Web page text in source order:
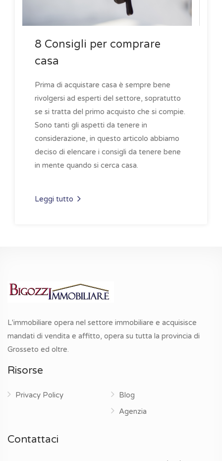
8 Consigli per comprare
casa
Prima di acquistare casa è sempre bene
rivolgersi ad esperti del settore, sopratutto
se si tratta del primo acquisto che si compie.
Sono tanti gli aspetti da tenere in
considerazione, in questo articolo abbiamo
deciso di elencare i consigli da tenere bene
in mente quando si cerca casa.
Leggi tutto
L'immobiliare opera nel settore immobiliare e acquisisce
mandati di vendita e affitto, opera su tutta la provincia di
Grosseto ed oltre.
Risorse
Privacy Policy
Blog
Agenzia
Contattaci